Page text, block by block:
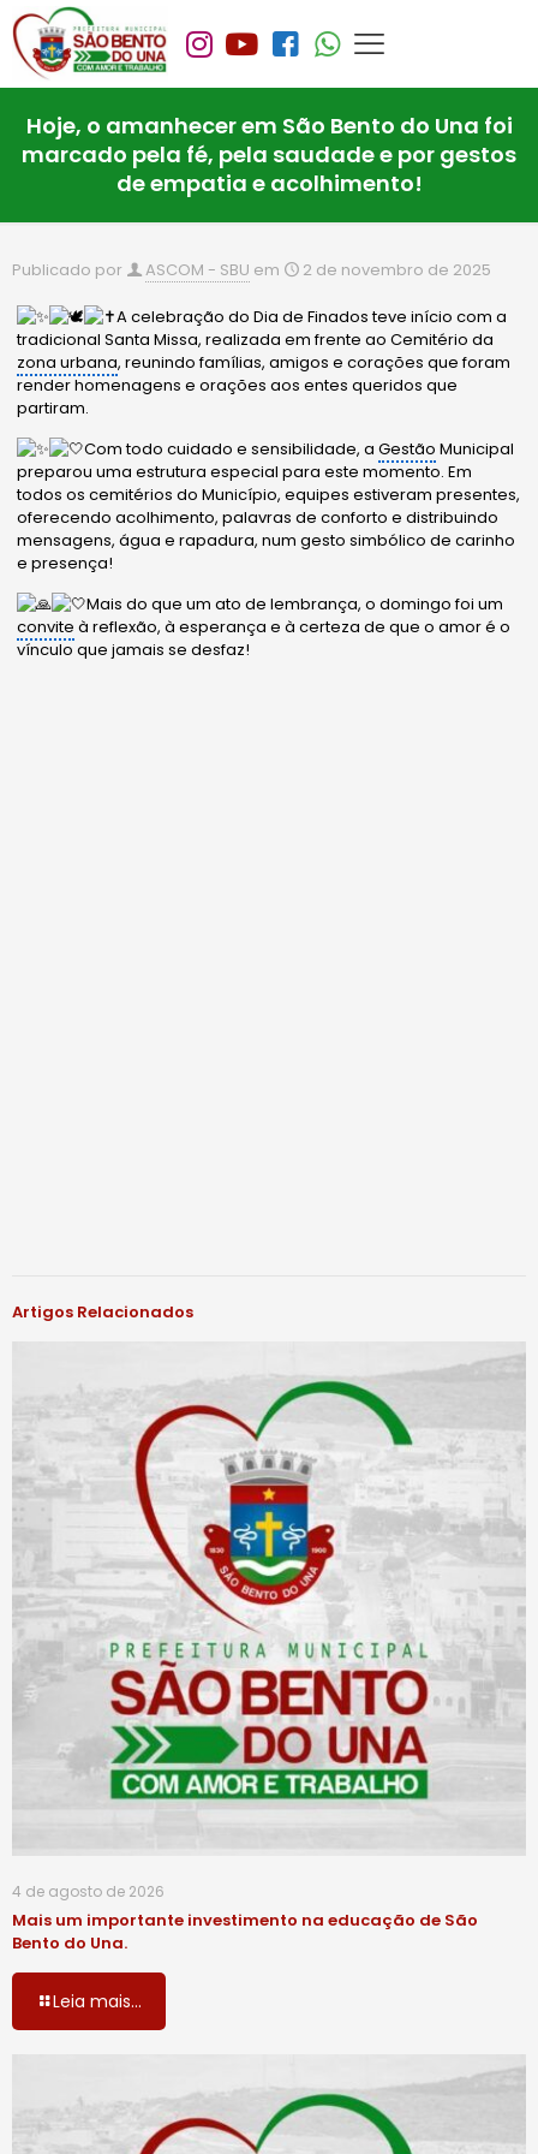
Hoje, o amanhecer em São Bento do Una foi
marcado pela fé, pela saudade e por gestos
de empatia e acolhimento!
Publicado por ASCOM - SBU em 2 de novembro de 2025
A celebração do Dia de Finados teve início com a
tradicional Santa Missa, realizada em frente ao Cemitério da
zona urbana, reunindo famílias, amigos e corações que foram
render homenagens e orações aos entes queridos que
partiram.
Com todo cuidado e sensibilidade, aGestão Municipal
preparou uma estrutura especial para este momento. Em
todos os cemitérios do Município, equipes estiveram presentes,
oferecendo acolhimento, palavras de conforto e distribuindo
mensagens, água e rapadura, num gesto simbólico de carinho
e presença!
Mais do que um ato de lembrança, o domingo foi um
convite à reflexão, à esperança e à certeza de que o amor é o
vínculo que jamais se desfaz!
Artigos Relacionados
4 de agosto de 2026
Mais um importante investimento na educação de São
Bento do Una.
Leia mais...